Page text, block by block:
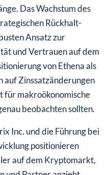
Das Wachstum des
Rückhalt-
Ansatz zur
und Vertrauen auf dem
von Ethena als
auf Zinssatzänderungen
für makroökonomische
beobachten sollten.
Inc. und die Führung bei
positionieren
auf dem Kryptomarkt,